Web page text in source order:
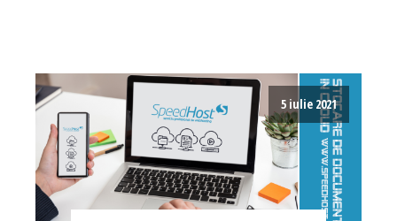
5 iulie 2021